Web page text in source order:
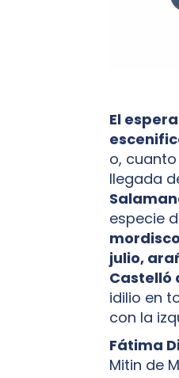
El
o,
llegada
especie
julio,
Castelló
idilio en
con la
Fátima
Mitin de